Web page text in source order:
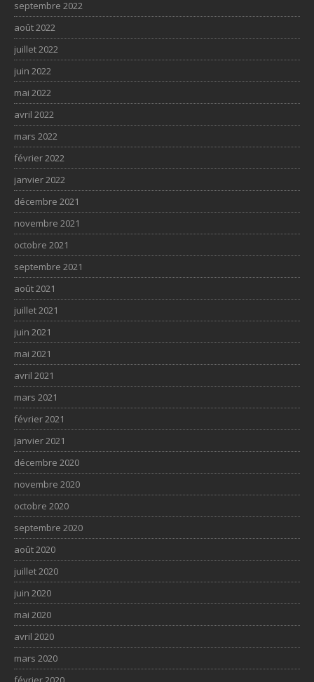
septembre 2022
août 2022
juillet 2022
juin 2022
mai 2022
avril 2022
mars 2022
février 2022
janvier 2022
décembre 2021
novembre 2021
octobre 2021
septembre 2021
août 2021
juillet 2021
juin 2021
mai 2021
avril 2021
mars 2021
février 2021
janvier 2021
décembre 2020
novembre 2020
octobre 2020
septembre 2020
août 2020
juillet 2020
juin 2020
mai 2020
avril 2020
mars 2020